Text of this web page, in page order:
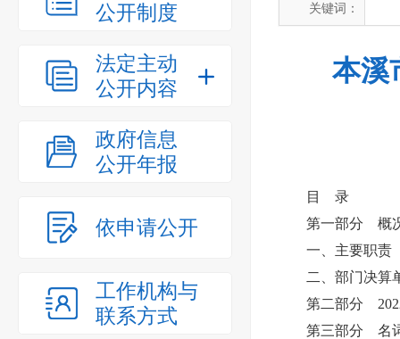
公开制度
法定主动
公开内容
政府信息
公开年报
依申请公开
工作机构与
联系方式
关键词：
本溪
目 录
第一部分 概
一、主要职责
二、部门决算
第二部分 2022
第三部分 名